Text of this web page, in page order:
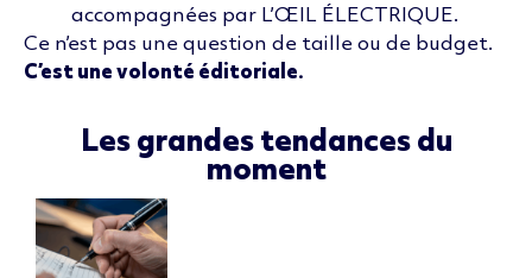
accompagnées par L’ŒIL ÉLECTRIQUE.
Ce n’est pas une question de taille ou de budget.
C’est une volonté éditoriale.
Les grandes tendances du
moment